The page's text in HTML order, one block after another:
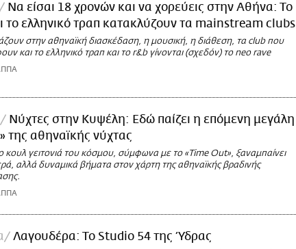
Να είσαι 18 χρονών και να χορεύεις στην Αθήνα: Το
το ελληνικό τραπ κατακλύζουν τα mainstream clubs
στην αθηναϊκή διασκέδαση, η μουσική, η διάθεση, τα club που
και το ελληνικό τραπ και το r&b γίνονται (σχεδόν) το neo rave
Νύχτες στην Κυψέλη: Εδώ παίζει η επόμενη μεγάλη
της αθηναϊκής νύχτας
κουλ γειτονιά του κόσμου, σύμφωνα με το «Time Out», ξαναμπαίνει
αλλά δυναμικά βήματα στον χάρτη της αθηναϊκής βραδινής
Λαγουδέρα: Το Studio 54 της Ύδρας